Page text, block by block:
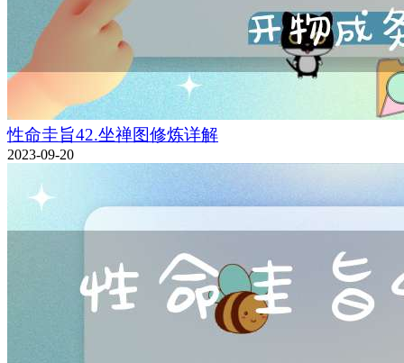
性命圭旨42.坐禅图修炼详解
2023-09-20